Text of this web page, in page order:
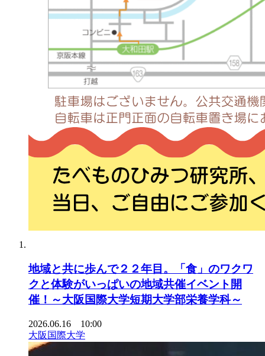
地域と共に歩んで２２年目。「食」のワクワ
クと体験がいっぱいの地域共催イベント開
催！～大阪国際大学短期大学部栄養学科～
2026.06.16 10:00
大阪国際大学